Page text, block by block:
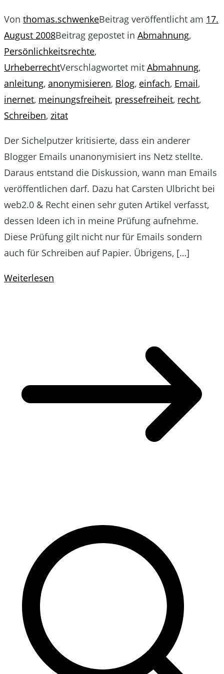
Von thomas.schwenkeBeitrag veröffentlicht am 17.
August 2008Beitrag gepostet in Abmahnung,
Persönlichkeitsrechte,
UrheberrechtVerschlagwortet mit Abmahnung,
anleitung, anonymisieren, Blog, einfach, Email,
inernet, meinungsfreiheit, pressefreiheit, recht,
Schreiben, zitat
Der Sichelputzer kritisierte, dass ein anderer
Blogger Emails unanonymisiert ins Netz stellte.
Daraus entstand die Diskussion, wann man Emails
veröffentlichen darf. Dazu hat Carsten Ulbricht bei
web2.0 & Recht einen sehr guten Artikel verfasst,
dessen Ideen ich in meine Prüfung aufnehme.
Diese Prüfung gilt nicht nur für Emails sondern
auch für Schreiben auf Papier. Übrigens, […]
Weiterlesen